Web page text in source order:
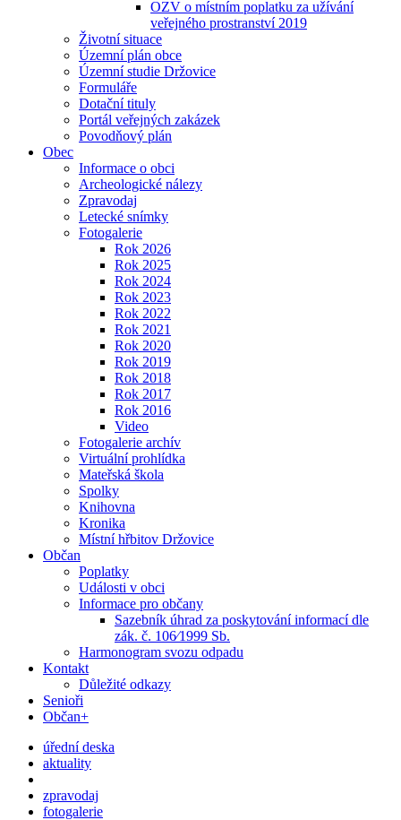
OZV o místním poplatku za užívání
veřejného prostranství 2019
Životní situace
Územní plán obce
Územní studie Držovice
Formuláře
Dotační tituly
Portál veřejných zakázek
Povodňový plán
Obec
Informace o obci
Archeologické nálezy
Zpravodaj
Letecké snímky
Fotogalerie
Rok 2026
Rok 2025
Rok 2024
Rok 2023
Rok 2022
Rok 2021
Rok 2020
Rok 2019
Rok 2018
Rok 2017
Rok 2016
Video
Fotogalerie archív
Virtuální prohlídka
Mateřská škola
Spolky
Knihovna
Kronika
Místní hřbitov Držovice
Občan
Poplatky
Události v obci
Informace pro občany
Sazebník úhrad za poskytování informací dle
zák. č. 106⁄1999 Sb.
Harmonogram svozu odpadu
Kontakt
Důležité odkazy
Senioři
Občan+
úřední deska
aktuality
zpravodaj
fotogalerie